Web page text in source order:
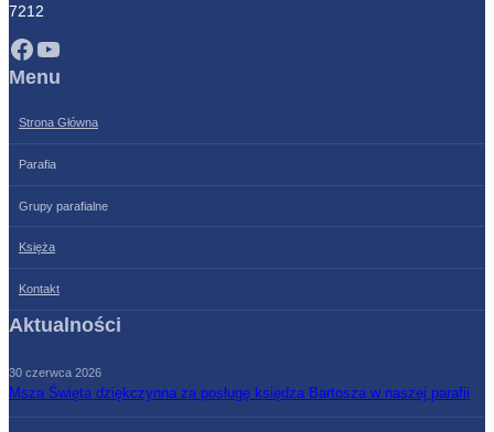
7212
Facebook YouTube
Menu
Strona Główna
Parafia
Grupy parafialne
Księża
Kontakt
Aktualności
30 czerwca 2026
Msza Święta dziękczynna za posługę księdza Bartosza w naszej parafii